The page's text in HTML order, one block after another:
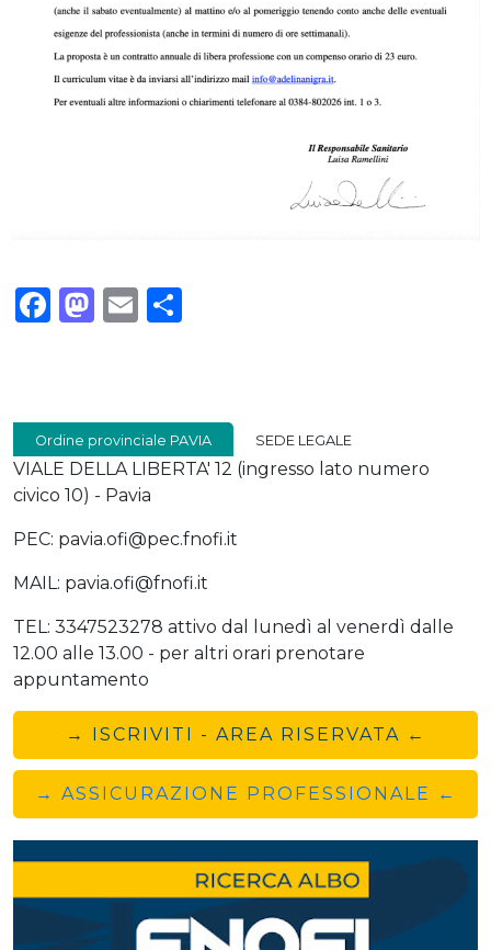
Facebook
Mastodon
Email
Ordine provinciale PAVIA SEDE LEGALE
VIALE DELLA LIBERTA' 12 (ingresso lato numero
civico 10) - Pavia
PEC: pavia.ofi@pec.fnofi.it
MAIL: pavia.ofi@fnofi.it
TEL: 3347523278 attivo dal lunedì al venerdì dalle
12.00 alle 13.00 - per altri orari prenotare
appuntamento
→ ISCRIVITI - AREA RISERVATA ←
→ ASSICURAZIONE PROFESSIONALE ←